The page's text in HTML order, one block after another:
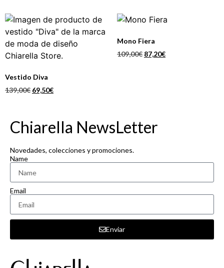
Vestido Diva
139,00€ 69,50€
Mono Fiera
109,00€ 87,20€
Chiarella NewsLetter
Novedades, colecciones y promociones.
Name
Email
Enviar